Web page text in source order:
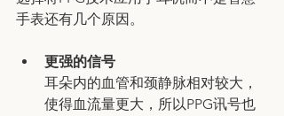
手表还有几个原因。
更强的信号
耳朵内的血管和颈静脉相对较大，
使得血流量更大，所以PPG讯号也